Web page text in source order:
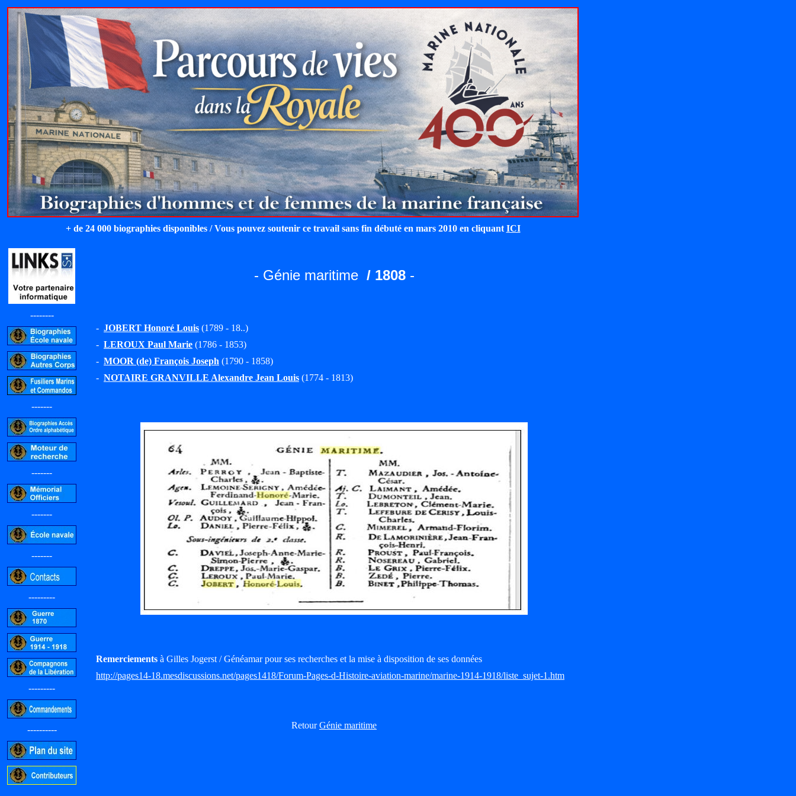
+ de 24 000 biographies disponibles / Vous pouvez soutenir ce travail sans fin débuté en mars 2010 en cliquant ICI
--------
-------
-------
-------
-------
---------
---------
----------
- Génie maritime/ 1808-
- JOBERT Honoré Louis (1789 - 18..)
- LEROUX Paul Marie (1786 - 1853)
- MOOR (de) François Joseph (1790 - 1858)
- NOTAIRE GRANVILLE Alexandre Jean Louis (1774 - 1813)
Remerciements à Gilles Jogerst / Généamar pour ses recherches et la mise à disposition de ses données
http://pages14-18.mesdiscussions.net/pages1418/Forum-Pages-d-Histoire-aviation-marine/marine-1914-1918/liste_sujet-1.htm
RetourGénie maritime